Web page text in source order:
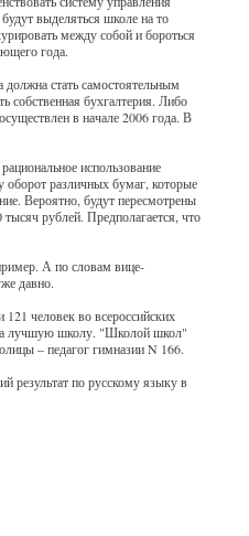
выделяться школе на то
между собой и бороться
года.
стать самостоятельным
собственная бухгалтерия. Либо
в начале 2006 года. В
использование
оборот различных бумаг, которые
Вероятно, будут пересмотрены
рублей. Предполагается, что
А по словам вице-
давно.
человек во всероссийских
на лучшую школу. "Школой школ"
– педагог гимназии N 166.
результат по русскому языку в